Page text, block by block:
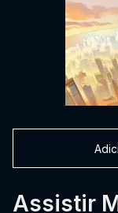
Assistir